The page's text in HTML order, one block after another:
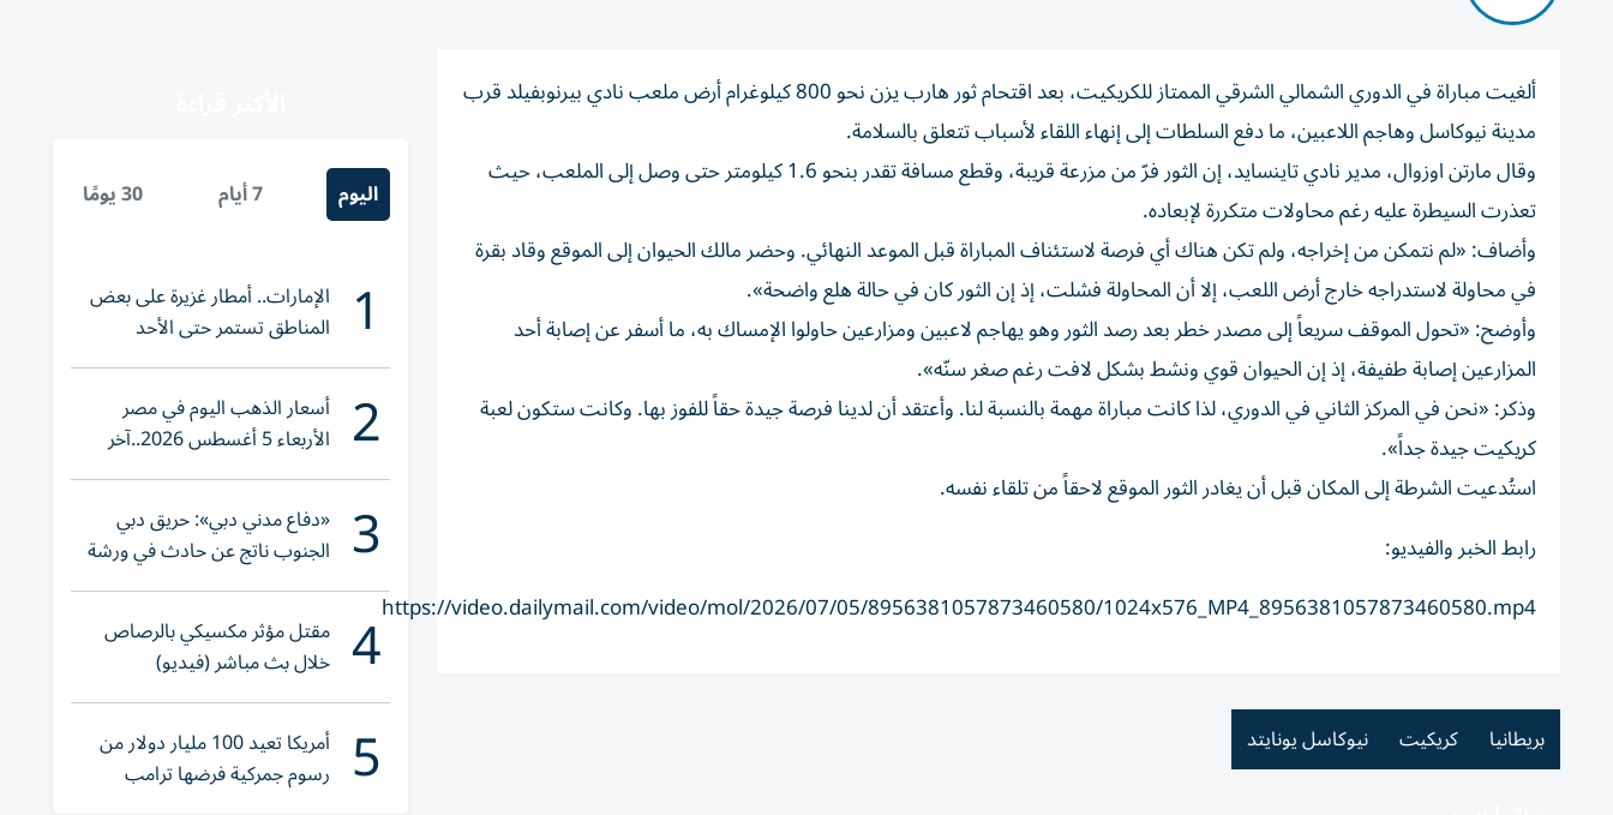
ألغيت مباراة في الدوري الشمالي الشرقي الممتاز للكريكيت، بعد اقتحام ثور هارب يزن نحو 800 كيلوغرام أرض ملعب نادي بيرنوبفيلد قرب
مدينة نيوكاسل وهاجم اللاعبين، ما دفع السلطات إلى إنهاء اللقاء لأسباب تتعلق بالسلامة.
وقال مارتن اوزوال، مدير نادي تاينسايد، إن الثور فرّ من مزرعة قريبة، وقطع مسافة تقدر بنحو 1.6 كيلومتر حتى وصل إلى الملعب، حيث
تعذرت السيطرة عليه رغم محاولات متكررة لإبعاده.
وأضاف: «لم نتمكن من إخراجه، ولم تكن هناك أي فرصة لاستئناف المباراة قبل الموعد النهائي. وحضر مالك الحيوان إلى الموقع وقاد بقرة
في محاولة لاستدراجه خارج أرض اللعب، إلا أن المحاولة فشلت، إذ إن الثور كان في حالة هلع واضحة».
وأوضح: «تحول الموقف سريعاً إلى مصدر خطر بعد رصد الثور وهو يهاجم لاعبين ومزارعين حاولوا الإمساك به، ما أسفر عن إصابة أحد
المزارعين إصابة طفيفة، إذ إن الحيوان قوي ونشط بشكل لافت رغم صغر سنّه».
وذكر: «نحن في المركز الثاني في الدوري، لذا كانت مباراة مهمة بالنسبة لنا. وأعتقد أن لدينا فرصة جيدة حقاً للفوز بها. وكانت ستكون لعبة
كريكيت جيدة جداً».
استُدعيت الشرطة إلى المكان قبل أن يغادر الثور الموقع لاحقاً من تلقاء نفسه.
رابط الخبر والفيديو:
https://video.dailymail.com/video/mol/2026/07/05/8956381057873460580/1024x576_MP4_8956381057873460580.mp4
بريطانيا كريكيت نيوكاسل يونايتد
اليوم 7 أيام 30 يومًا
1 الإمارات.. أمطار غزيرة على بعض
المناطق تستمر حتى الأحد
2 أسعار الذهب اليوم في مصر
الأربعاء 5 أغسطس 2026..آخر
تحديث لعيار 21
3 «دفاع مدني دبي»: حريق دبي
الجنوب ناتج عن حادث في ورشة
ولا إصابات
4 مقتل مؤثر مكسيكي بالرصاص
خلال بث مباشر (فيديو)
5 أمريكا تعيد 100 مليار دولار من
رسوم جمركية فرضها ترامب